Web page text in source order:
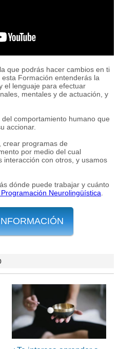
que podrás hacer cambios en ti
Formación entenderás la
el lenguaje para efectuar
mentales y de actuación, y
comportamiento humano que
accionar.
crear programas de
por medio del cual
interacción con otros, y usamos
dónde puede trabajar y cuánto
Neurolingüística.